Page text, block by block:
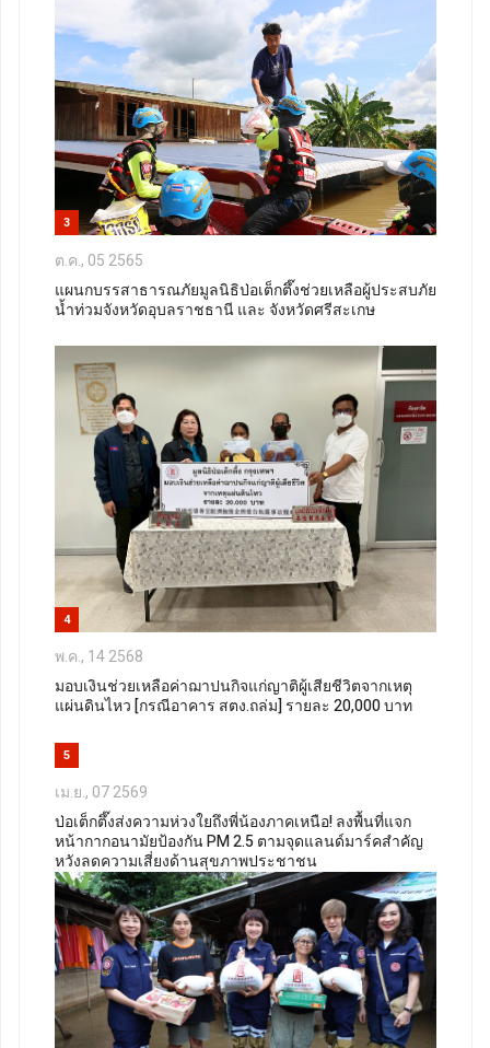
3
ต.ค., 05 2565
แผนกบรรสาธารณภัยมูลนิธิป่อเต็กตึ๊งช่วยเหลือผู้ประสบภัย
น้ำท่วมจังหวัดอุบลราชธานี และ จังหวัดศรีสะเกษ
4
พ.ค., 14 2568
มอบเงินช่วยเหลือค่าฌาปนกิจแก่ญาติผู้เสียชีวิตจากเหตุ
แผ่นดินไหว [กรณีอาคาร สตง.ถล่ม] รายละ 20,000 บาท
5
เม.ย., 07 2569
ป่อเต็กตึ๊งส่งความห่วงใยถึงพี่น้องภาคเหนือ! ลงพื้นที่แจก
หน้ากากอนามัยป้องกัน PM 2.5 ตามจุดแลนด์มาร์คสำคัญ
หวังลดความเสี่ยงด้านสุขภาพประชาชน